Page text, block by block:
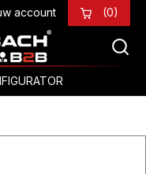
account (0)